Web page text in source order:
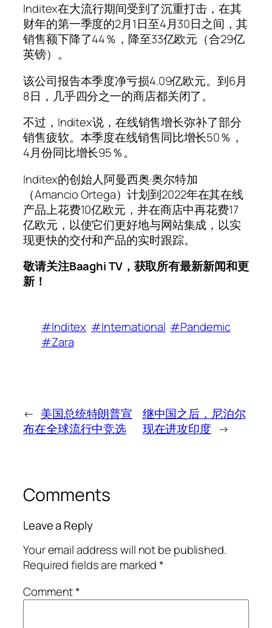
Inditex在大流行期间受到了沉重打击，在其
财年的第一季度的2月1日至4月30日之间，其
销售额下降了44％，降至33亿欧元（合29亿
英镑）。
该公司报告本季度净亏损4.09亿欧元。到6月
8日，几乎四分之一的商店都关闭了。
不过，Inditex说，在线销售增长弥补了部分
销售疲软。本季度在线销售同比增长50％，
4月份同比增长95％。
Inditex的创始人阿曼西奥·奥尔特加
（Amancio Ortega）计划到2022年在其在线
产品上花费10亿欧元，并在商店中再花费17
亿欧元，以使它们更好地与网站集成，以实
现更快的交付和产品的实时跟踪。
敬请关注Baaghi TV，获取所有最新新闻和更
新！
#Inditex #International #Pandemic
#Zara
← 美国总统特朗普宣
布在全球流行中竞选
继中国之后，尼泊尔
现在进攻印度 →
Comments
Leave a Reply
Your email address will not be published.
Required fields are marked*
Comment*